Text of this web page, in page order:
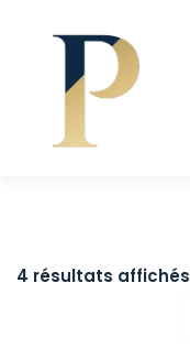
4 résultats affichés